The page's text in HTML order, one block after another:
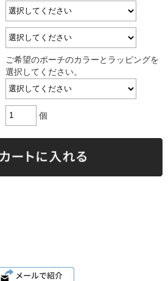
ご希望のポーチのカラーとラッピングを
選択してください。
個